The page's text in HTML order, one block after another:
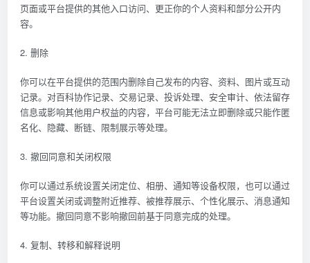
页面或平台提供的其他入口访问、更正你的个人资料和部分公开内
容。
2. 删除
你可以在平台提供的范围内删除自己发布的内容、资料、图片或互动
记录。对百科协作记录、交易记录、投诉处理、安全审计、依法留存
信息或影响其他用户权益的内容，平台可能无法立即删除或只能作匿
名化、隐藏、断链、限制展示等处理。
3. 撤回同意和关闭权限
你可以通过系统设置关闭定位、相册、通知等设备权限，也可以通过
平台设置关闭或调整附近推荐、被推荐展示、个性化展示、消息通知
等功能。撤回同意不影响撤回前基于同意完成的处理。
4. 复制、转移和解释说明